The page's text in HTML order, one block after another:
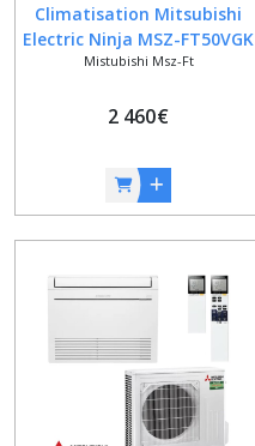
Climatisation Mitsubishi
Electric Ninja MSZ-FT50VGK
+ MUZ-FT50VGHZ
Mistubishi Msz-Ft
2 460€